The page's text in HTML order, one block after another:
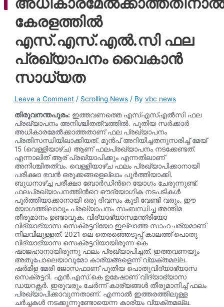
കേരളത്തിൽ
എസ്.എസ്.എൽ.സി ഫല
പ്രഖ്യാപനം വൈകാൻ
സാധ്യത
Leave a Comment / Scrolling News / Byvbc news
തിരുവനന്തപുരം: ഇത്തവണത്തെ എസ്എസ്എൽസി ഫല
പ്രഖ്യാപനം അനിശ്ചിതത്വത്തിൽ. പുതിയ സർക്കാർ
അധികാരമേൽക്കാത്തതാണ് ഫല പ്രഖ്യാപനം
പ്രതിസന്ധിയിലാക്കിയത്. മുൻപ് അറിയിച്ചതനുസരിച്ച് മേയ്
15 (വെള്ളിയാഴ്ച) ആണ് ഫലപ്രഖ്യാപനം നടക്കേണ്ടത്.
എന്നാലിത് ആര് പ്രഖ്യാപിക്കും എന്നതിലാണ്
അനിശ്ചിതത്വം. വെള്ളിയാഴ്ച ഫലം പ്രഖ്യാപിക്കാനായി
പരീക്ഷാ ഭവൻ ഒരുക്കങ്ങളെല്ലാം പൂർത്തിയാക്കി.
ബുധനാഴ്ച്ച പരീക്ഷാ ബോർഡിന്‍റെ യോഗം ചേരുന്നുണ്ട്.
ഫലപ്രഖ്യാപനത്തിന്‍റെ ഔദ്യോഗിക നടപടികൾ
പൂർ‌ത്തിയാക്കാനായി ഒരു ദിവസം കൂടി വേണ്ടി വരും. ഈ
യോഗത്തിലാവും പ്രഖ്യാപനം സംബന്ധിച്ച അന്തിമ
തീരുമാനം ഉണ്ടാവുക. വിദ്യാഭ്യാസമന്ത്രിയോ
വിദ്യാഭ്യാസ സെക്രട്ടറിയോ ഇല്ലാത്ത സാഹചര്യമാണ്
നിലവിലുള്ളത്. 2021 ലെ തെരഞ്ഞെടുപ്പ് കാലത്ത് പൊതു
വിദ്യാഭ്യാസ സെക്രട്ടറിയായിരുന്ന കെ
ഷാജഹാനായിരുന്നു ഫലം പ്രഖ്യാപിച്ചത്. ഇത്തവണയും
അതുപോലെയാവുമോ കാര്യങ്ങളെന്ന് വ്യക്തമല്ല.
ഷർമിള മേരി ജോസഫാണ് പുതിയ പൊതുവിദ്യാഭ്യാസ
സെക്രട്ടറി. എൻ.എസ്.കെ ഉമേഷാണ് വിദ്യാഭ്യാസ
ഡയറക്റ്റർ. ഇരുവരും ചേർന്ന് കാര്യങ്ങൾ തീരുമാനിച്ച് ഫലം
പ്രഖ്യാപിക്കാവുന്നതാണ്. എന്നാൽ ഇത്തരത്തിലുള്ള
ചർച്ചകൾ നടക്കുന്നുണ്ടോയെന്ന കാര്യം വ്യക്തമല്ല.